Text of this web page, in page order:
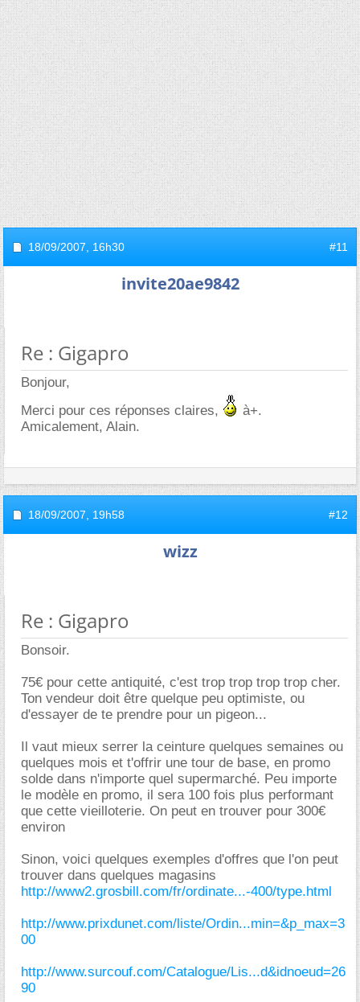
18/09/2007, 16h30 #11
invite20ae9842
Re : Gigapro
Bonjour,
Merci pour ces réponses claires,
à+.
Amicalement, Alain.
18/09/2007, 19h58 #12
wizz
Re : Gigapro
Bonsoir.
75€ pour cette antiquité, c'est trop trop trop trop cher.
Ton vendeur doit être quelque peu optimiste, ou
d'essayer de te prendre pour un pigeon...
Il vaut mieux serrer la ceinture quelques semaines ou
quelques mois et t'offrir une tour de base, en promo
solde dans n'importe quel supermarché. Peu importe
le modèle en promo, il sera 100 fois plus performant
que cette vieilloterie. On peut en trouver pour 300
environ
Sinon, voici quelques exemples d'offres que l'on peut
trouver dans quelques magasins
http://www2.grosbill.com/fr/ordinate...-400/type.html
http://www.prixdunet.com/liste/Ordin...min=&p_max=3
00
http://www.surcouf.com/Catalogue/Lis...d&idnoeud=26
90